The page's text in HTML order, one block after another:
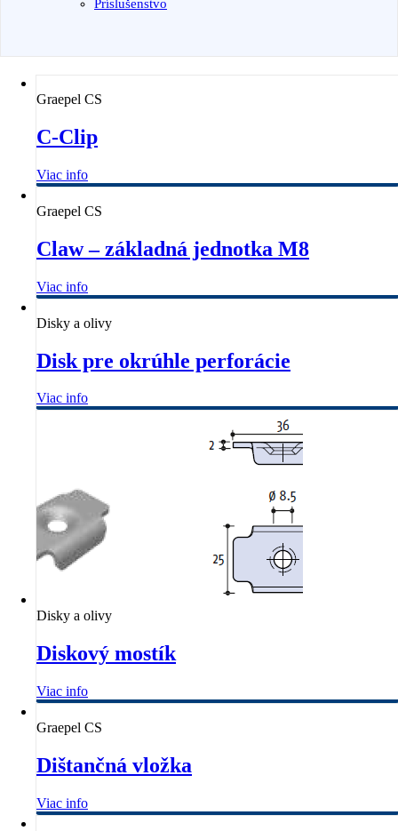
Príslušenstvo
Graepel CS
C-Clip
Viac info
Graepel CS
Claw – základná jednotka M8
Viac info
Disky a olivy
Disk pre okrúhle perforácie
Viac info
Disky a olivy
Diskový mostík
Viac info
Graepel CS
Dištančná vložka
Viac info